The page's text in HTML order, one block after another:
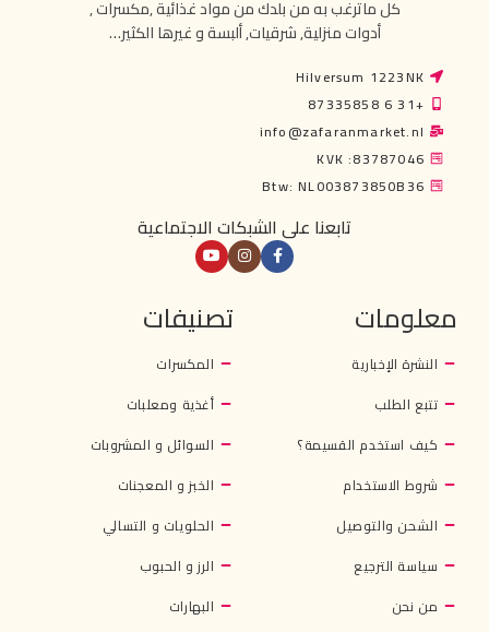
كل ماترغب به من بلدك من مواد غذائية ,مكسرات ,
أدوات منزلية, شرقيات, ألبسة و غيرها الكثير…
Hilversum 1223NK
+31 6 87335858
info@zafaranmarket.nl
KVK :83787046
Btw: NL003873850B36
تابعنا على الشبكات الاجتماعية
معلومات
النشرة الإخبارية
تتبع الطلب
كيف استخدم القسيمة؟
شروط الاستخدام
الشحن والتوصيل
سياسة الترجيع
من نحن
تصنيفات
المكسرات
أغذية ومعلبات
السوائل و المشروبات
الخبز و المعجنات
الحلويات و التسالي
الرز و الحبوب
البهارات